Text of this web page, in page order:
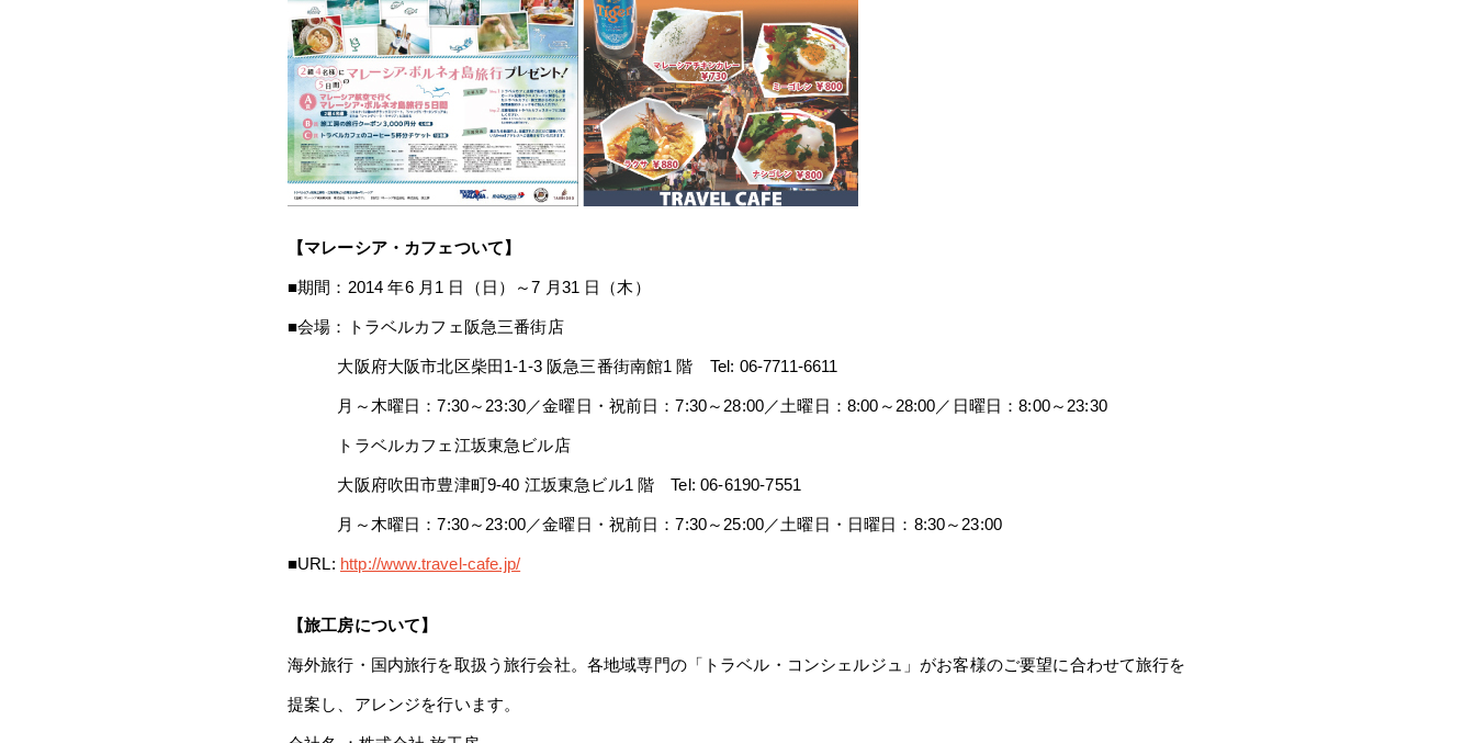
【マレーシア・カフェついて】
■期間：2014 年6 月1 日（日）～7 月31 日（木）
■会場：トラベルカフェ阪急三番街店
大阪府大阪市北区柴田1-1-3 阪急三番街南館1 階 Tel: 06-7711-6611
月～木曜日：7:30～23:30／金曜日・祝前日：7:30～28:00／土曜日：8:00～28:00／日曜日：8:00～23:30
トラベルカフェ江坂東急ビル店
大阪府吹田市豊津町9-40 江坂東急ビル1 階 Tel: 06-6190-7551
月～木曜日：7:30～23:00／金曜日・祝前日：7:30～25:00／土曜日・日曜日：8:30～23:00
■URL: http://www.travel-cafe.jp/
【旅工房について】
海外旅行・国内旅行を取扱う旅行会社。各地域専門の「トラベル・コンシェルジュ」がお客様のご要望に合わせて旅行を
提案し、アレンジを行います。